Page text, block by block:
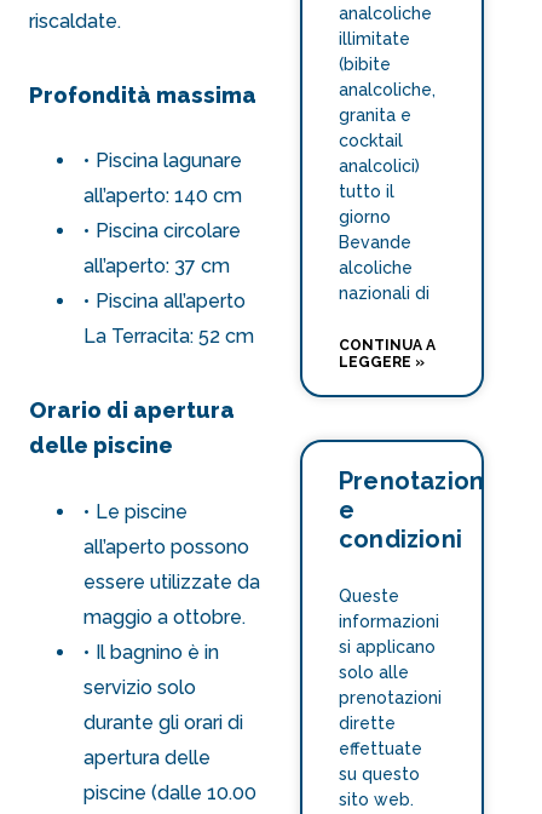
riscaldate.
Profondità massima
Piscina lagunare
all’aperto: 140 cm
Piscina circolare
all’aperto: 37 cm
Piscina all’aperto
La Terracita: 52 cm
Orario di apertura
delle piscine
Le piscine
all’aperto possono
essere utilizzate da
maggio a ottobre.
Il bagnino è in
servizio solo
durante gli orari di
apertura delle
piscine (dalle 10.00
analcoliche
illimitate
(bibite
analcoliche,
granita e
cocktail
analcolici)
tutto il
giorno
Bevande
alcoliche
nazionali di
CONTINUA A
LEGGERE »
Prenotazioni
e
condizioni
Queste
informazioni
si applicano
solo alle
prenotazioni
dirette
effettuate
su questo
sito web.